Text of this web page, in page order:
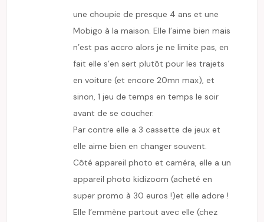
une choupie de presque 4 ans et une
Mobigo à la maison. Elle l’aime bien mais
n’est pas accro alors je ne limite pas, en
fait elle s’en sert plutôt pour les trajets
en voiture (et encore 20mn max), et
sinon, 1 jeu de temps en temps le soir
avant de se coucher.
Par contre elle a 3 cassette de jeux et
elle aime bien en changer souvent.
Côté appareil photo et caméra, elle a un
appareil photo kidizoom (acheté en
super promo à 30 euros !)et elle adore !
Elle l’emmène partout avec elle (chez